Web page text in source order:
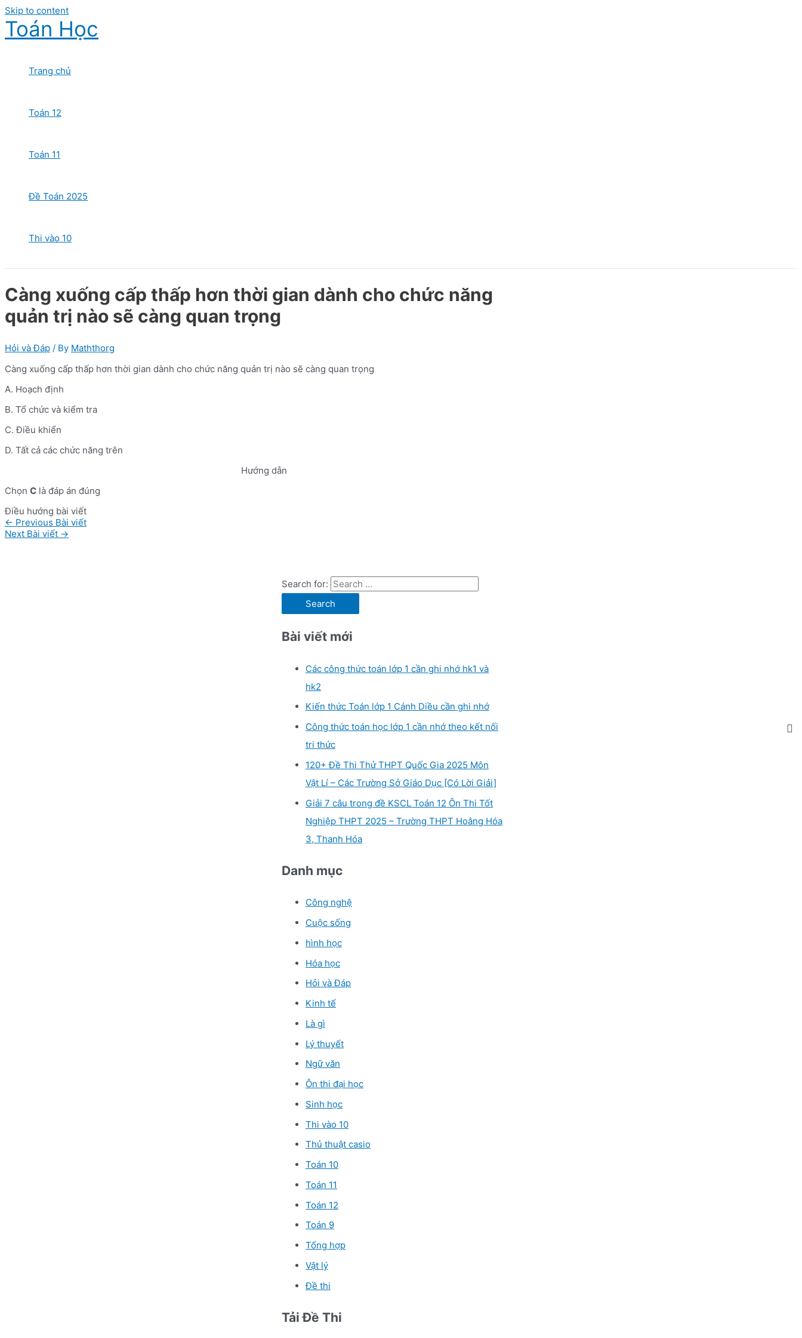
Skip to content
Toán Học
Trang chủ
Toán 12
Toán 11
Đề Toán 2025
Thi vào 10
Càng xuống cấp thấp hơn thời gian dành cho chức năng
quản trị nào sẽ càng quan trọng
Hỏi và Đáp / By Maththorg
Càng xuống cấp thấp hơn thời gian dành cho chức năng quản trị nào sẽ càng quan trọng
A. Hoạch định
B. Tổ chức và kiểm tra
C. Điều khiển
D. Tất cả các chức năng trên
Hướng dẫn
Chọn C là đáp án đúng
Điều hướng bài viết
← Previous Bài viết
Next Bài viết →
Search for:
Bài viết mới
Các công thức toán lớp 1 cần ghi nhớ hk1 và
hk2
Kiến thức Toán lớp 1 Cánh Diều cần ghi nhớ
Công thức toán học lớp 1 cần nhớ theo kết nối
tri thức
120+ Đề Thi Thử THPT Quốc Gia 2025 Môn
Vật Lí – Các Trường Sở Giáo Dục [Có Lời Giải]
Giải 7 câu trong đề KSCL Toán 12 Ôn Thi Tốt
Nghiệp THPT 2025 – Trường THPT Hoằng Hóa
3, Thanh Hóa
Danh mục
Công nghệ
Cuộc sống
hình học
Hóa học
Hỏi và Đáp
Kinh tế
Là gì
Lý thuyết
Ngữ văn
Ôn thi đại học
Sinh học
Thi vào 10
Thủ thuật casio
Toán 10
Toán 11
Toán 12
Toán 9
Tổng hợp
Vật lý
Đề thi
Tải Đề Thi